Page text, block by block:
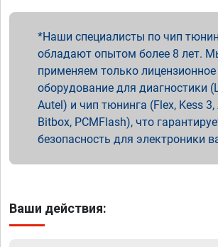
Наши специалисты по чип
обладают опытом более 8 лет.
применяем только лицензионное
оборудование для диагностики
Autel) и чип тюнинга (Flex, Kess 3,
Bitbox, PCMFlash), что
безопасность для электроники
Ваши действия: